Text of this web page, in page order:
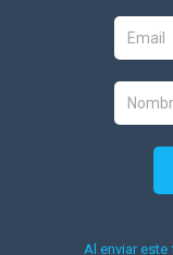
Al enviar